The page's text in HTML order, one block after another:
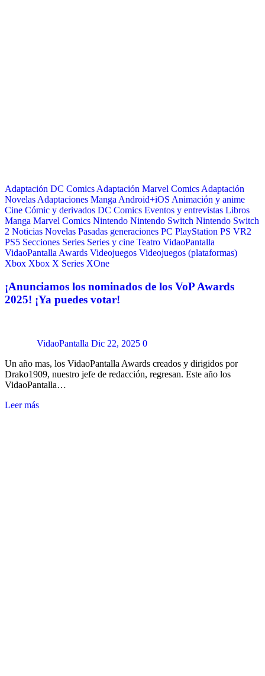
Adaptación DC Comics Adaptación Marvel Comics Adaptación
Novelas Adaptaciones Manga Android+iOS Animación y anime
Cine Cómic y derivados DC Comics Eventos y entrevistas Libros
Manga Marvel Comics Nintendo Nintendo Switch Nintendo Switch
2 Noticias Novelas Pasadas generaciones PC PlayStation PS VR2
PS5 Secciones Series Series y cine Teatro VidaoPantalla
VidaoPantalla Awards Videojuegos Videojuegos (plataformas)
Xbox Xbox X Series XOne
¡Anunciamos los nominados de los VoP Awards
2025! ¡Ya puedes votar!
VidaoPantalla Dic 22, 2025 0
Un año mas, los VidaoPantalla Awards creados y dirigidos por
Drako1909, nuestro jefe de redacción, regresan. Este año los
VidaoPantalla…
Leer más